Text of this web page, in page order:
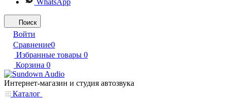
WhatsApp
Поиск
Войти
Сравнение0
Избранные товары 0
Корзина 0
Интернет-магазин и студия автозвука
Каталог